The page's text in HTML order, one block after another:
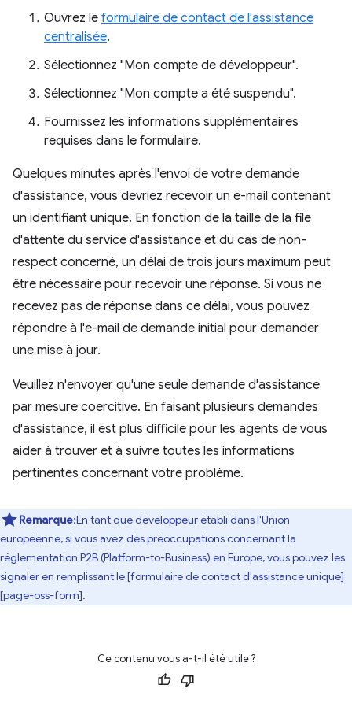
Ouvrez le formulaire de contact de l'assistance
centralisée.
Sélectionnez "Mon compte de développeur".
Sélectionnez "Mon compte a été suspendu".
Fournissez les informations supplémentaires
requises dans le formulaire.
Quelques minutes après l'envoi de votre demande
d'assistance, vous devriez recevoir un e-mail contenant
un identifiant unique. En fonction de la taille de la file
d'attente du service d'assistance et du cas de non-
respect concerné, un délai de trois jours maximum peut
être nécessaire pour recevoir une réponse. Si vous ne
recevez pas de réponse dans ce délai, vous pouvez
répondre à l'e-mail de demande initial pour demander
une mise à jour.
Veuillez n'envoyer qu'une seule demande d'assistance
par mesure coercitive. En faisant plusieurs demandes
d'assistance, il est plus difficile pour les agents de vous
aider à trouver et à suivre toutes les informations
pertinentes concernant votre problème.
Remarque:En tant que développeur établi dans l'Union
européenne, si vous avez des préoccupations concernant la
réglementation P2B (Platform-to-Business) en Europe, vous pouvez les
signaler en remplissant le [formulaire de contact d'assistance unique]
[page-oss-form].
Ce contenu vous a-t-il été utile ?